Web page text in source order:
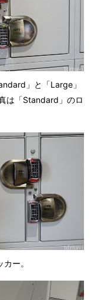
」と「Large」
は「Standard」のロ
ー。